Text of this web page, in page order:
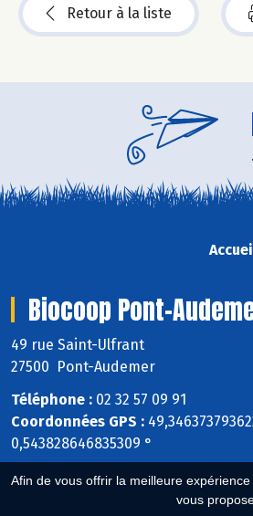
Afin de vous offrir la meilleure
vous
Retour à la liste
Biocoop Pont-
49 rue Saint-Ulfrant
27500 Pont-Audemer
Téléphone : 02 32 57 09 91
Coordonnées GPS :
0,543828646835309 °